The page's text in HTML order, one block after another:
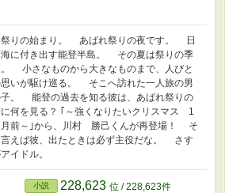
りの始まり。 あばれ祭りの夜です。 日
に付き出す能登半島。 その夏は祭りの季
小さなものから大きなものまで、人びと
いが駆け巡る。 そこへ訪れた一人旅の男
。 能登の過去を知る彼は、あばれ祭りの
何を見る？ ｢～強くなりたいクリスマス 1
月前～｣から、川村 勝己くんが再登場！ そ
言えば彼、出たときは必ず主役だな。 さす
イドル。
小説 228,623 位 / 228,623件